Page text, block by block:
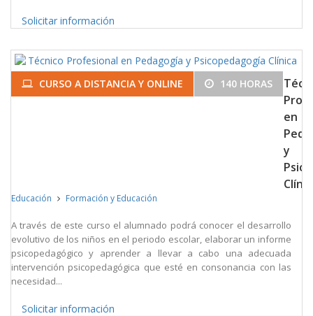
Solicitar información
CURSO A DISTANCIA Y ONLINE 140 HORAS
en
y
Educación Formación y Educación
A través de este curso el alumnado podrá conocer el desarrollo
evolutivo de los niños en el periodo escolar, elaborar un informe
psicopedagógico y aprender a llevar a cabo una adecuada
intervención psicopedagógica que esté en consonancia con las
necesidad...
Solicitar información